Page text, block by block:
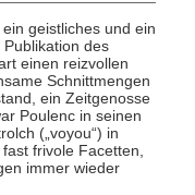
geistliches und ein
des
einen reizvollen
Schnittmengen
ein Zeitgenosse
Poulenc in seinen
(„voyou“) in
frivole Facetten,
immer wieder